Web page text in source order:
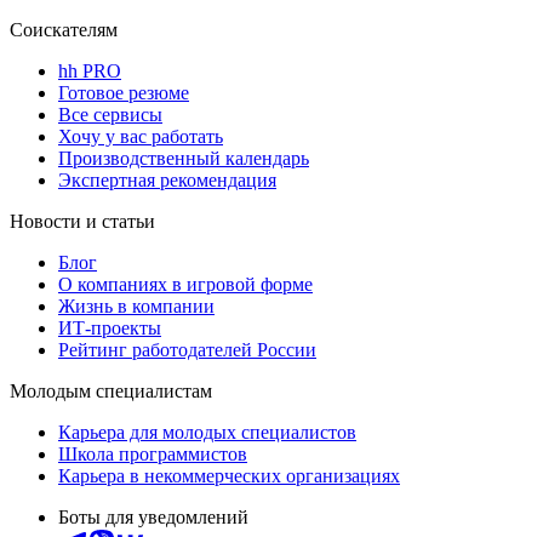
Соискателям
hh PRO
Готовое резюме
Все сервисы
Хочу у вас работать
Производственный календарь
Экспертная рекомендация
Новости и статьи
Блог
О компаниях в игровой форме
Жизнь в компании
ИТ-проекты
Рейтинг работодателей России
Молодым специалистам
Карьера для молодых специалистов
Школа программистов
Карьера в некоммерческих организациях
Боты для уведомлений